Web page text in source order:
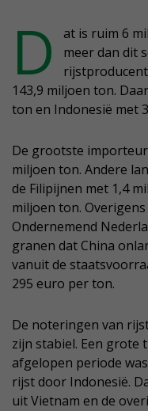
D
at is ruim 6
meer dan dit
143,9 miljoen ton.
ton en Indonesië met
De grootste
miljoen ton. Andere
de Filipijnen met 1,4
miljoen ton.
Ondernemend
granen dat China
vanuit de
295 euro per ton.
De noteringen van
zijn stabiel. Een grote
afgelopen periode
rijst door Indonesië.
uit Vietnam en de